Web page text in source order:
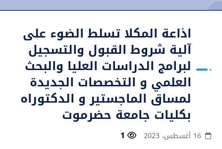
اذاعة المكلا تسلط الضوء على
آلية شروط القبول والتسجيل
لبرامج الدراسات العليا والبحث
العلمي و التخصصات الجديدة
لمساق الماجستير و الدكتوراه
بكليات جامعة حضرموت
16 أغسطس، 2023